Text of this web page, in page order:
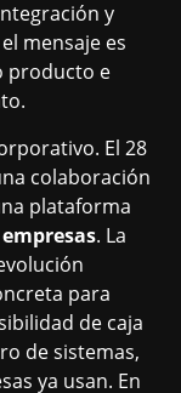
y
mensaje es
producto e
El 28
colaboración
plataforma
. La
para
de caja
de sistemas,
ya usan. En